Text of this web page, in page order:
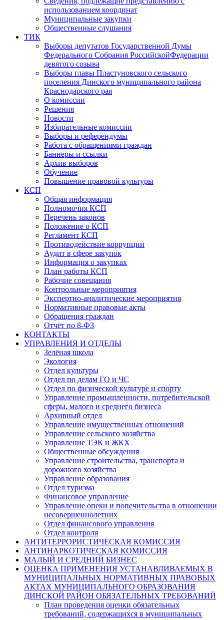
использованием координат
Муниципальные закупки
Общественные слушания
ТИК
Выборы депутатов Государственной Думы
Федерального Собрания РоссийскойФедерации
девятого созыва
Выборы главы Пластуновского сельского
поселения Динского муниципального района
Краснодарского рая
О комиссии
Решения
Новости
Избирательные комиссии
Выборы и референдумы
Работа с обращениями граждан
Баннеры и ссылки
Архив выборов
Обучение
Повышение правовой культуры
КСП
Общая информация
Полномочия КСП
Перечень законов
Положение о КСП
Регламент КСП
Противодействие коррупции
Аудит в сфере закупок
Информация о закупках
План работы КСП
Рабочие совещания
Контрольные мероприятия
Экспертно-аналитические мероприятия
Нормативные правовые акты
Обращения граждан
Отчёт по 8-ФЗ
КОНТАКТЫ
УПРАВЛЕНИЯ И ОТДЕЛЫ
Зелёная школа
Экология
Отдел культуры
Отдел по делам ГО и ЧС
Отдел по физической культуре и спорту
Управление промышленности, потребительской
сферы, малого и среднего бизнеса
Архивный отдел
Управление имущественных отношений
Управление сельского хозяйства
Управление ТЭК и ЖКХ
Общественные обсуждения
Управление строительства, транспорта и
дорожного хозяйства
Управление образования
Отдел туризма
Финансовое управление
Управление опеки и попечительства в отношении
несовершеннолетних
Отдел финансового управления
Отдел контроля
АНТИТЕРРОРИСТИЧЕСКАЯ КОМИССИЯ
АНТИНАРКОТИЧЕСКАЯ КОМИССИЯ
МАЛЫЙ И СРЕДНИЙ БИЗНЕС
ОЦЕНКА ПРИМЕНЕНИЯ УСТАНАВЛИВАЕМЫХ В
МУНИЦИПАЛЬНЫХ НОРМАТИВНЫХ ПРАВОВЫХ
АКТАХ МУНИЦИПАЛЬНОГО ОБРАЗОВАНИЯ
ДИНСКОЙ РАЙОН ОБЯЗАТЕЛЬНЫХ ТРЕБОВАНИЙ
План проведения оценки обязательных
требований, содержащихся в муниципальных